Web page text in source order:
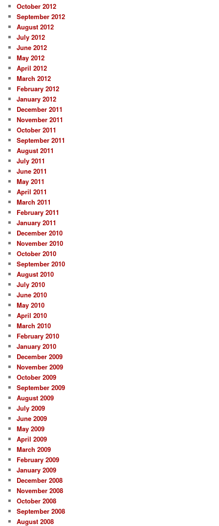
October 2012
September 2012
August 2012
July 2012
June 2012
May 2012
April 2012
March 2012
February 2012
January 2012
December 2011
November 2011
October 2011
September 2011
August 2011
July 2011
June 2011
May 2011
April 2011
March 2011
February 2011
January 2011
December 2010
November 2010
October 2010
September 2010
August 2010
July 2010
June 2010
May 2010
April 2010
March 2010
February 2010
January 2010
December 2009
November 2009
October 2009
September 2009
August 2009
July 2009
June 2009
May 2009
April 2009
March 2009
February 2009
January 2009
December 2008
November 2008
October 2008
September 2008
August 2008